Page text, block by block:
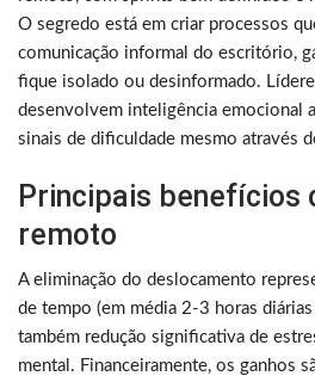
O segredo está em criar processos
comunicação informal do escritório,
fique isolado ou desinformado.
desenvolvem inteligência emocional
sinais de dificuldade mesmo através
Principais benefícios
remoto
A eliminação do deslocamento
de tempo (em média 2-3 horas diárias
também redução significativa de
mental. Financeiramente, os ganhos